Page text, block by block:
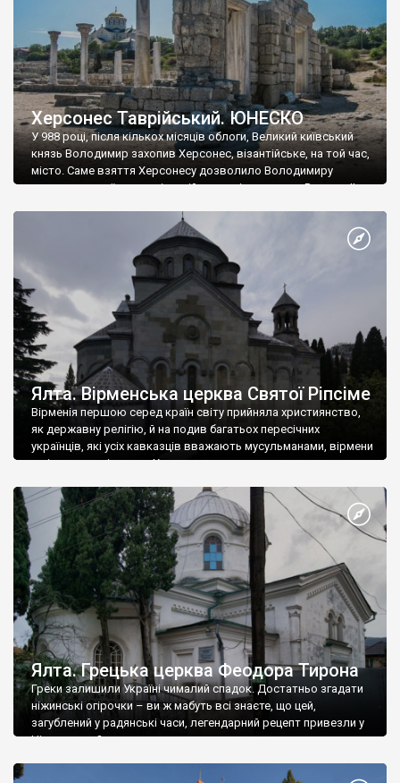
Херсонес Таврійський. ЮНЕСКО
У 988 році, після кількох місяців облоги, Великий київський
князь Володимир захопив Херсонес, візантійське, на той час,
місто. Саме взяття Херсонесу дозволило Володимиру
диктувати свої умови візантійському імператору Василю ІІ, та
Херсонесі Володимир-язичник, став Василем-християнином.
А потім було Хрещення Русі. На честь Херсонесу Таврійського
Ялта. Вірменська церква Святої Ріпсіме
Вірменія першою серед країн світу прийняла християнство,
як державну релігію, й на подив багатьох пересічних
українців, які усіх кавказців вважають мусульманами, вірмени
є відданими вірянами Христа
Ялта. Грецька церква Феодора Тирона
Греки залишили Україні чималий спадок. Достатньо згадати
ніжинські огірочки – ви ж мабуть всі знаєте, що цей,
загублений у радянські часи, легендарний рецепт привезли у
Ніжин греки?